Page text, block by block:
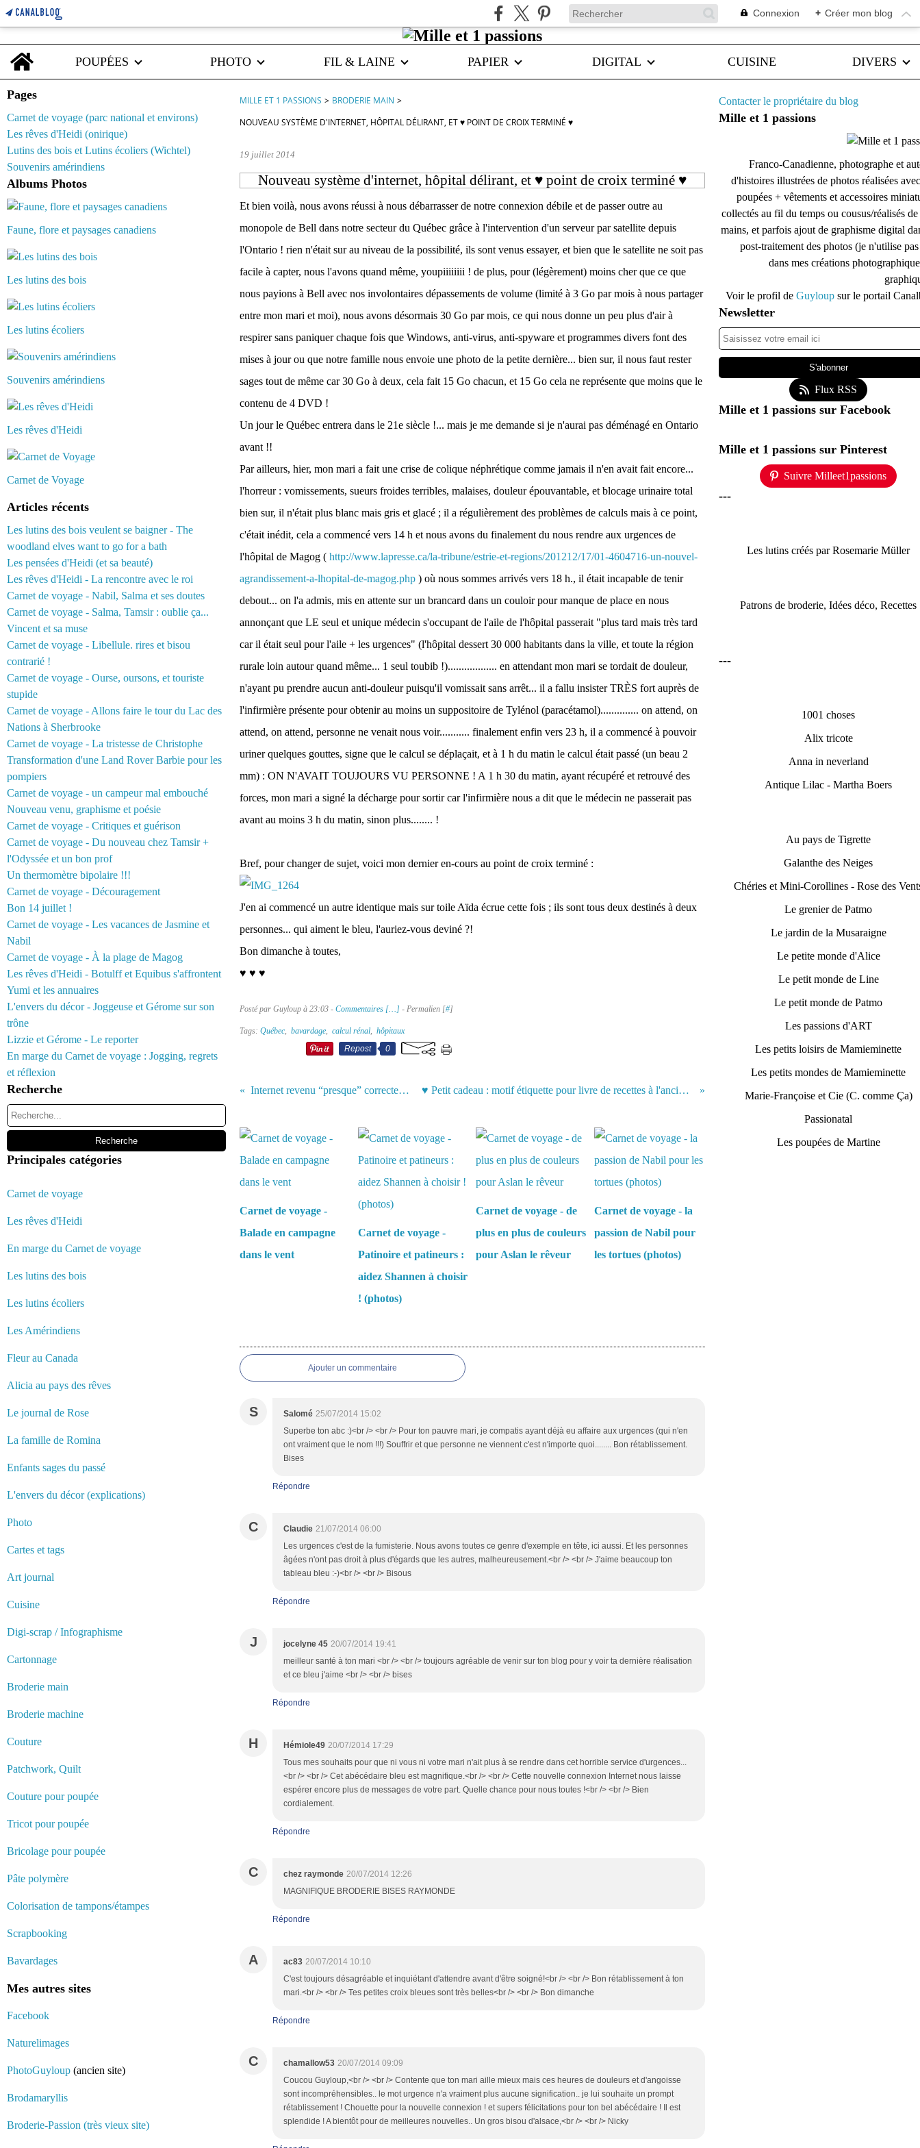
Connexion + Créer mon blog
Home
POUPÉES
PHOTO FIL & LAINE PAPIER DIGITAL CUISINE DIVERS
Pages
Carnet de voyage (parc national et environs)
Les rêves d'Heidi (onirique)
Lutins des bois et Lutins écoliers (Wichtel)
Souvenirs amérindiens
Albums Photos
Faune, flore et paysages canadiens
Les lutins des bois
Les lutins écoliers
Souvenirs amérindiens
Les rêves d'Heidi
Carnet de Voyage
Articles récents
Les lutins des bois veulent se baigner - The
woodland elves want to go for a bath
Les pensées d'Heidi (et sa beauté)
Les rêves d'Heidi - La rencontre avec le roi
Carnet de voyage - Nabil, Salma et ses doutes
Carnet de voyage - Salma, Tamsir : oublie ça...
Vincent et sa muse
Carnet de voyage - Libellule. rires et bisou
contrarié !
Carnet de voyage - Ourse, oursons, et touriste
stupide
Carnet de voyage - Allons faire le tour du Lac des
Nations à Sherbrooke
Carnet de voyage - La tristesse de Christophe
Transformation d'une Land Rover Barbie pour les
pompiers
Carnet de voyage - un campeur mal embouché
Nouveau venu, graphisme et poésie
Carnet de voyage - Critiques et guérison
Carnet de voyage - Du nouveau chez Tamsir +
l'Odyssée et un bon prof
Un thermomètre bipolaire !!!
Carnet de voyage - Découragement
Bon 14 juillet !
Carnet de voyage - Les vacances de Jasmine et
Nabil
Carnet de voyage - À la plage de Magog
Les rêves d'Heidi - Botulff et Equibus s'affrontent
Yumi et les annuaires
L'envers du décor - Joggeuse et Gérome sur son
trône
Lizzie et Gérome - Le reporter
En marge du Carnet de voyage : Jogging, regrets
et réflexion
Recherche
Principales catégories
Carnet de voyage
Les rêves d'Heidi
En marge du Carnet de voyage
Les lutins des bois
Les lutins écoliers
Les Amérindiens
Fleur au Canada
Alicia au pays des rêves
Le journal de Rose
La famille de Romina
Enfants sages du passé
L'envers du décor (explications)
Photo
Cartes et tags
Art journal
Cuisine
Digi-scrap / Infographisme
Cartonnage
Broderie main
Broderie machine
Couture
Patchwork, Quilt
Couture pour poupée
Tricot pour poupée
Bricolage pour poupée
Pâte polymère
Colorisation de tampons/étampes
Scrapbooking
Bavardages
Mes autres sites
Facebook
Naturelimages
PhotoGuyloup (ancien site)
Brodamaryllis
Broderie-Passion (très vieux site)
MILLE ET 1 PASSIONS > BRODERIE MAIN >
NOUVEAU SYSTÈME D'INTERNET, HÔPITAL DÉLIRANT, ET ♥ POINT DE CROIX TERMINÉ ♥
19 juillet 2014
Nouveau système d'internet, hôpital délirant, et ♥ point de croix terminé ♥
Et bien voilà, nous avons réussi à nous débarrasser de notre connexion débile et de passer outre au
monopole de Bell dans notre secteur du Québec grâce à l'intervention d'un serveur par satellite depuis
l'Ontario ! rien n'était sur au niveau de la possibilité, ils sont venus essayer, et bien que le satellite ne soit pas
facile à capter, nous l'avons quand même, youpiiiiiiii ! de plus, pour (légèrement) moins cher que ce que
nous payions à Bell avec nos involontaires dépassements de volume (limité à 3 Go par mois à nous partager
entre mon mari et moi), nous avons désormais 30 Go par mois, ce qui nous donne un peu plus d'air à
respirer sans paniquer chaque fois que Windows, anti-virus, anti-spyware et programmes divers font des
mises à jour ou que notre famille nous envoie une photo de la petite dernière... bien sur, il nous faut rester
sages tout de même car 30 Go à deux, cela fait 15 Go chacun, et 15 Go cela ne représente que moins que le
contenu de 4 DVD !
Un jour le Québec entrera dans le 21e siècle !... mais je me demande si je n'aurai pas déménagé en Ontario
avant !!
Par ailleurs, hier, mon mari a fait une crise de colique néphrétique comme jamais il n'en avait fait encore...
l'horreur : vomissements, sueurs froides terribles, malaises, douleur épouvantable, et blocage urinaire total
bien sur, il n'était plus blanc mais gris et glacé ; il a régulièrement des problèmes de calculs mais à ce point,
c'était inédit, cela a commencé vers 14 h et nous avons du finalement du nous rendre aux urgences de
l'hôpital de Magog ( http://www.lapresse.ca/la-tribune/estrie-et-regions/201212/17/01-4604716-un-nouvel-
agrandissement-a-lhopital-de-magog.php ) où nous sommes arrivés vers 18 h., il était incapable de tenir
debout... on l'a admis, mis en attente sur un brancard dans un couloir pour manque de place en nous
annonçant que LE seul et unique médecin s'occupant de l'aile de l'hôpital passerait "plus tard mais très tard
car il était seul pour l'aile + les urgences" (l'hôpital dessert 30 000 habitants dans la ville, et toute la région
rurale loin autour quand même... 1 seul toubib !).................. en attendant mon mari se tordait de douleur,
n'ayant pu prendre aucun anti-douleur puisqu'il vomissait sans arrêt... il a fallu insister TRÈS fort auprès de
l'infirmière présente pour obtenir au moins un suppositoire de Tylénol (paracétamol).............. on attend, on
attend, on attend, personne ne venait nous voir........... finalement enfin vers 23 h, il a commencé à pouvoir
uriner quelques gouttes, signe que le calcul se déplaçait, et à 1 h du matin le calcul était passé (un beau 2
mm) : ON N'AVAIT TOUJOURS VU PERSONNE ! A 1 h 30 du matin, ayant récupéré et retrouvé des
forces, mon mari a signé la décharge pour sortir car l'infirmière nous a dit que le médecin ne passerait pas
avant au moins 3 h du matin, sinon plus........ !
Bref, pour changer de sujet, voici mon dernier en-cours au point de croix terminé :
J'en ai commencé un autre identique mais sur toile Aïda écrue cette fois ; ils sont tous deux destinés à deux
personnes... qui aiment le bleu, l'auriez-vous deviné ?!
Bon dimanche à toutes,
♥ ♥ ♥
Posté par Guyloup à 23:03 - Commentaires […] - Permalien [#]
Tags: Québec, bavardage, calcul rénal, hôpitaux
Repost
0
Internet revenu “presque” correctement ♥ Petit cadeau : motif étiquette pour livre de recettes à l'ancienne ♥
Carnet de voyage -
Balade en campagne
dans le vent
Carnet de voyage -
Patinoire et patineurs :
aidez Shannen à choisir
! (photos)
Carnet de voyage - de
plus en plus de couleurs
pour Aslan le rêveur
Carnet de voyage - la
passion de Nabil pour
les tortues (photos)
Ajouter un commentaire
S Salomé 25/07/2014 15:02
Superbe ton abc :)<br /> <br /> Pour ton pauvre mari, je compatis ayant déjà eu affaire aux urgences (qui n'en
ont vraiment que le nom !!!) Souffrir et que personne ne viennent c'est n'importe quoi........ Bon rétablissement.
Bises
Répondre
C Claudie 21/07/2014 06:00
Les urgences c'est de la fumisterie. Nous avons toutes ce genre d'exemple en tête, ici aussi. Et les personnes
âgées n'ont pas droit à plus d'égards que les autres, malheureusement.<br /> <br /> J'aime beaucoup ton
tableau bleu :-)<br /> <br /> Bisous
Répondre
J jocelyne 45 20/07/2014 19:41
meilleur santé à ton mari <br /> <br /> toujours agréable de venir sur ton blog pour y voir ta dernière réalisation
et ce bleu j'aime <br /> <br /> bises
Répondre
H Hémiole49 20/07/2014 17:29
Tous mes souhaits pour que ni vous ni votre mari n'ait plus à se rendre dans cet horrible service d'urgences...
<br /> <br /> Cet abécédaire bleu est magnifique.<br /> <br /> Cette nouvelle connexion Internet nous laisse
espérer encore plus de messages de votre part. Quelle chance pour nous toutes !<br /> <br /> Bien
cordialement.
Répondre
C chez raymonde 20/07/2014 12:26
MAGNIFIQUE BRODERIE BISES RAYMONDE
Répondre
A ac83 20/07/2014 10:10
C'est toujours désagréable et inquiétant d'attendre avant d'être soigné!<br /> <br /> Bon rétablissement à ton
mari.<br /> <br /> Tes petites croix bleues sont très belles<br /> <br /> Bon dimanche
Répondre
C chamallow53 20/07/2014 09:09
Coucou Guyloup,<br /> <br /> Contente que ton mari aille mieux mais ces heures de douleurs et d'angoisse
sont incompréhensibles.. le mot urgence n'a vraiment plus aucune signification.. je lui souhaite un prompt
rétablissement ! Chouette pour la nouvelle connexion ! et supers félicitations pour ton bel abécédaire ! Il est
splendide ! A bientôt pour de meilleures nouvelles.. Un gros bisou d'alsace,<br /> <br /> Nicky
Contacter le propriétaire du blog
Mille et 1 passions
Franco-Canadienne, photographe et
d'histoires illustrées de photos réalisées
poupées + vêtements et accessoires
collectés au fil du temps ou cousus/réalisés de
mains, et parfois ajout de graphisme digital
post-traitement des photos (je n'utilise
dans mes créations
Voir le profil de Guyloup sur le portail
Newsletter
Flux RSS
Mille et 1 passions sur Facebook
Mille et 1 passions sur Pinterest
Suivre Milleet1passions
---
Les lutins créés par Rosemarie Müller
Patrons de broderie, Idées déco, Recettes
---
1001 choses
Alix tricote
Anna in neverland
Antique Lilac - Martha Boers
Au pays de Tigrette
Galanthe des Neiges
Chéries et Mini-Corollines - Rose des
Le grenier de Patmo
Le jardin de la Musaraigne
Le petite monde d'Alice
Le petit monde de Line
Le petit monde de Patmo
Les passions d'ART
Les petits loisirs de Mamieminette
Les petits mondes de Mamieminette
Marie-Françoise et Cie (C. comme Ça)
Passionatal
Les poupées de Martine